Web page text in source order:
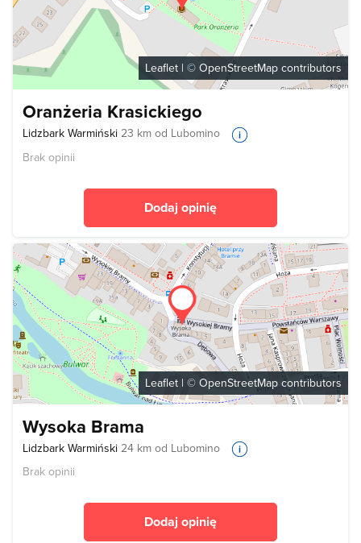
Leaflet | © OpenStreetMap contributors
Oranżeria Krasickiego
Lidzbark Warmiński 23 km od Lubomino
Brak opinii
Dodaj opinię
Leaflet | © OpenStreetMap contributors
Wysoka Brama
Lidzbark Warmiński 24 km od Lubomino
Brak opinii
Dodaj opinię